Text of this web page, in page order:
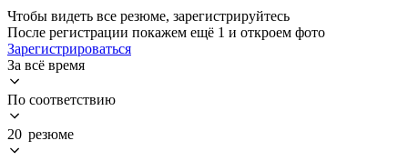
Чтобы видеть все резюме, зарегистрируйтесь
После регистрации покажем ещё 1 и откроем фото
Зарегистрироваться
За всё время
По соответствию
20 резюме